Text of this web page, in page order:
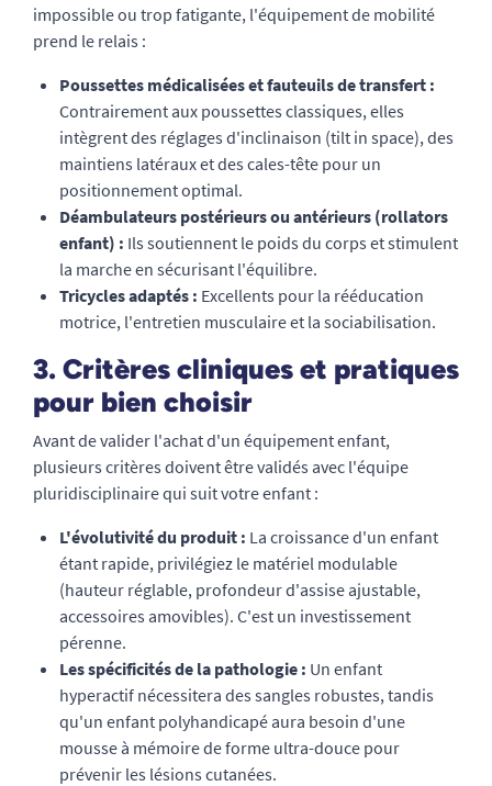
impossible ou trop fatigante, l'équipement de mobilité
prend le relais :
Poussettes médicalisées et fauteuils de transfert :
Contrairement aux poussettes classiques, elles
intègrent des réglages d'inclinaison (tilt in space), des
maintiens latéraux et des cales-tête pour un
positionnement optimal.
Déambulateurs postérieurs ou antérieurs (rollators
enfant) : Ils soutiennent le poids du corps et stimulent
la marche en sécurisant l'équilibre.
Tricycles adaptés : Excellents pour la rééducation
motrice, l'entretien musculaire et la sociabilisation.
3. Critères cliniques et pratiques
pour bien choisir
Avant de valider l'achat d'un équipement enfant,
plusieurs critères doivent être validés avec l'équipe
pluridisciplinaire qui suit votre enfant :
L'évolutivité du produit : La croissance d'un enfant
étant rapide, privilégiez le matériel modulable
(hauteur réglable, profondeur d'assise ajustable,
accessoires amovibles). C'est un investissement
pérenne.
Les spécificités de la pathologie : Un enfant
hyperactif nécessitera des sangles robustes, tandis
qu'un enfant polyhandicapé aura besoin d'une
mousse à mémoire de forme ultra-douce pour
prévenir les lésions cutanées.